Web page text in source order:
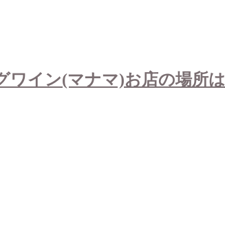
ワイン(マナマ)お店の場所は